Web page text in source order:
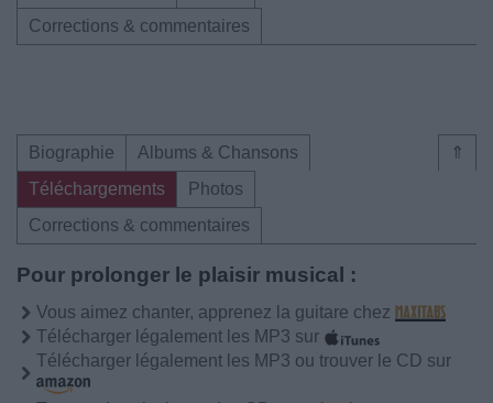
Corrections & commentaires
⇑
Biographie
Albums & Chansons
Téléchargements
Photos
Corrections & commentaires
Pour prolonger le plaisir musical :
Vous aimez chanter, apprenez la guitare chez
Télécharger légalement les MP3 sur
Télécharger légalement les MP3 ou trouver le CD sur